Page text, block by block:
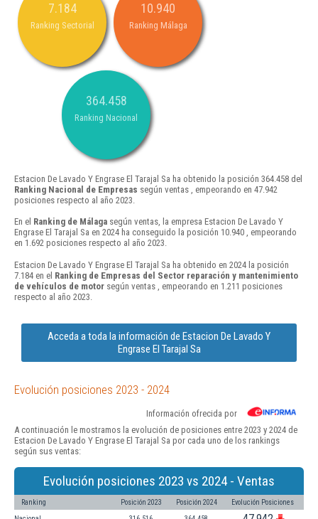
7.184
Ranking Sectorial
10.940
Ranking Málaga
364.458
Ranking Nacional
Estacion De Lavado Y Engrase El Tarajal Sa ha obtenido la posición 364.458 del
Ranking Nacional de Empresas según ventas , empeorando en 47.942
posiciones respecto al año 2023.
En el Ranking de Málaga según ventas, la empresa Estacion De Lavado Y
Engrase El Tarajal Sa en 2024 ha conseguido la posición 10.940 , empeorando
en 1.692 posiciones respecto al año 2023.
Estacion De Lavado Y Engrase El Tarajal Sa ha obtenido en 2024 la posición
7.184 en el Ranking de Empresas del Sector reparación y mantenimiento
de vehículos de motor según ventas , empeorando en 1.211 posiciones
respecto al año 2023.
Acceda a toda la información de Estacion De Lavado Y
Engrase El Tarajal Sa
Evolución posiciones 2023 - 2024
Información ofrecida por
A continuación le mostramos la evolución de posiciones entre 2023 y 2024 de
Estacion De Lavado Y Engrase El Tarajal Sa por cada uno de los rankings
según sus ventas:
Evolución posiciones 2023 vs 2024 - Ventas
Ranking Posición 2023 Posición 2024 Evolución Posiciones